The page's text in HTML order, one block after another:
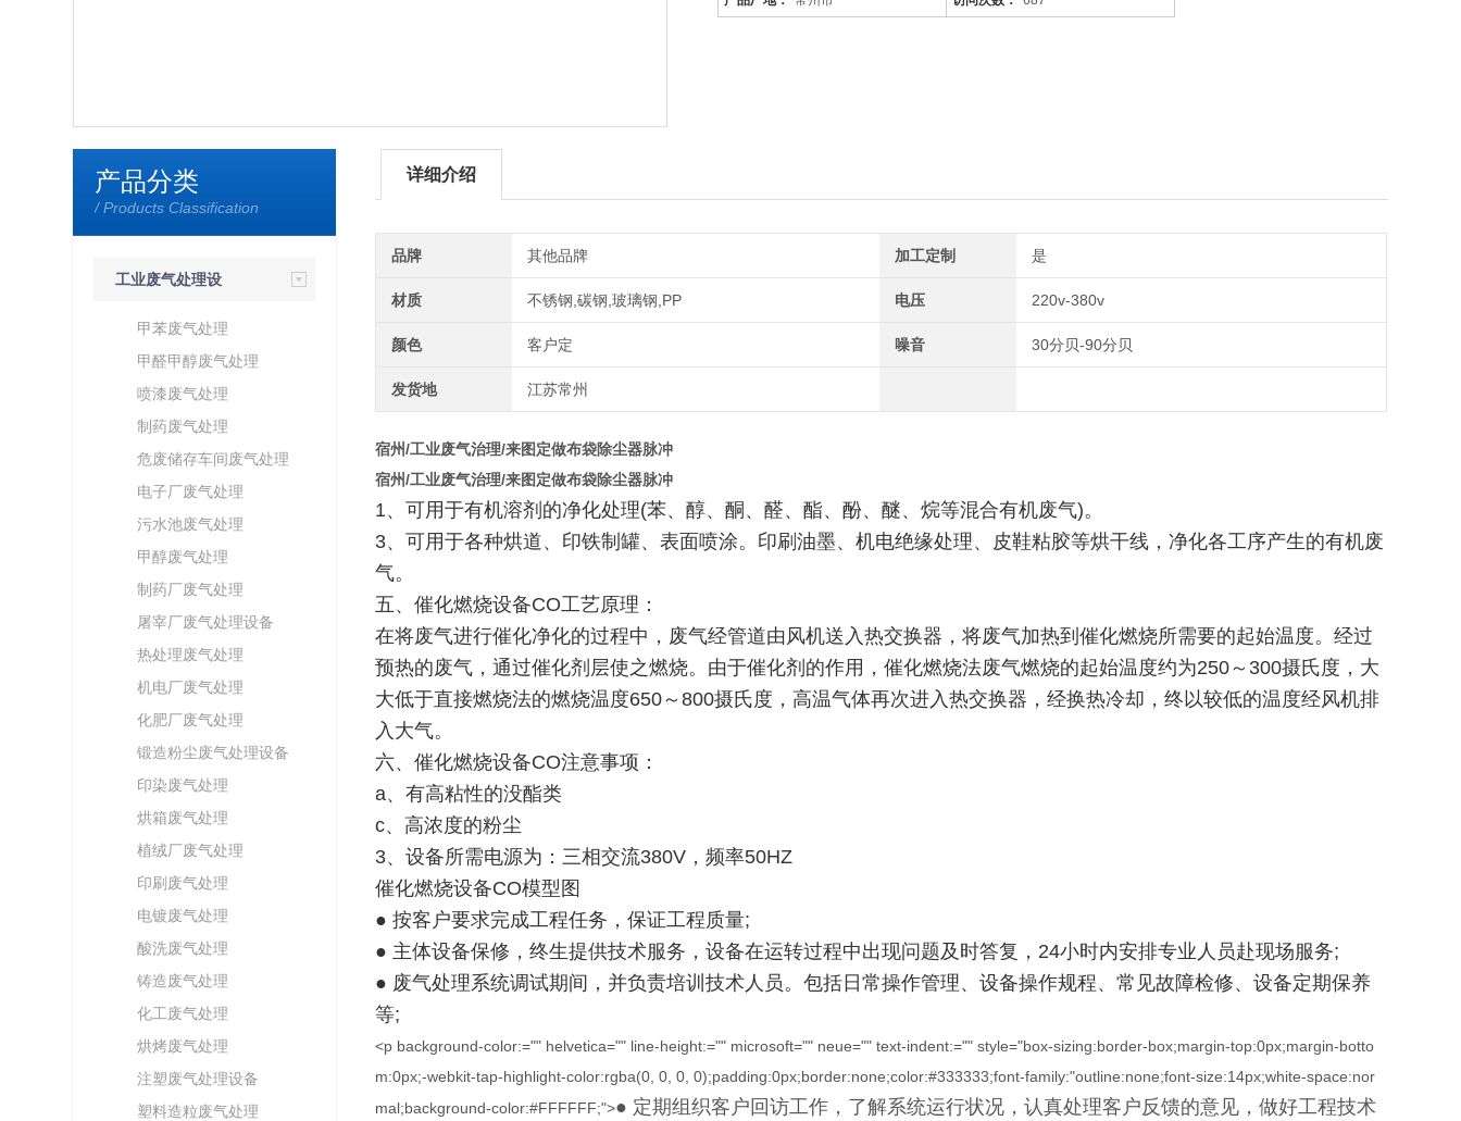
产品分类
/ Products Classification
工业废气处理设
甲苯废气处理
甲醛甲醇废气处理
喷漆废气处理
制药废气处理
危废储存车间废气处理
电子厂废气处理
污水池废气处理
甲醇废气处理
制药厂废气处理
屠宰厂废气处理设备
热处理废气处理
机电厂废气处理
化肥厂废气处理
锻造粉尘废气处理设备
印染废气处理
烘箱废气处理
植绒厂废气处理
印刷废气处理
电镀废气处理
酸洗废气处理
铸造废气处理
化工废气处理
烘烤废气处理
注塑废气处理设备
塑料造粒废气处理
详细介绍
品牌 其他品牌 加工定制 是
材质 不锈钢,碳钢,玻璃钢,PP 电压 220v-380v
颜色 客户定 噪音 30分贝-90分贝
发货地 江苏常州
宿州/工业废气治理/来图定做布袋除尘器脉冲
宿州/工业废气治理/来图定做布袋除尘器脉冲
1、可用于有机溶剂的净化处理(苯、醇、酮、醛、酯、酚、醚、烷等混合有机废气)。
3、可用于各种烘道、印铁制罐、表面喷涂。印刷油墨、机电绝缘处理、皮鞋粘胶等烘干线，净化各工序产生的有机废
气。
五、催化燃烧设备CO工艺原理：
在将废气进行催化净化的过程中，废气经管道由风机送入热交换器，将废气加热到催化燃烧所需要的起始温度。经过
预热的废气，通过催化剂层使之燃烧。由于催化剂的作用，催化燃烧法废气燃烧的起始温度约为250～300摄氏度，大
大低于直接燃烧法的燃烧温度650～800摄氏度，高温气体再次进入热交换器，经换热冷却，终以较低的温度经风机排
入大气。
六、催化燃烧设备CO注意事项：
a、有高粘性的没酯类
c、高浓度的粉尘
3、设备所需电源为：三相交流380V，频率50HZ
催化燃烧设备CO模型图
● 按客户要求完成工程任务，保证工程质量;
● 主体设备保修，终生提供技术服务，设备在运转过程中出现问题及时答复，24小时内安排专业人员赴现场服务;
● 废气处理系统调试期间，并负责培训技术人员。包括日常操作管理、设备操作规程、常见故障检修、设备定期保养
等;
<p background-color:="" helvetica="" line-height:="" microsoft="" neue="" text-indent:="" style="box-sizing:border-box;margin-top:0px;margin-botto
m:0px;-webkit-tap-highlight-color:rgba(0, 0, 0, 0);padding:0px;border:none;color:#333333;font-family:"outline:none;font-size:14px;white-space:nor
mal;background-color:#FFFFFF;">● 定期组织客户回访工作，了解系统运行状况，认真处理客户反馈的意见，做好工程技术